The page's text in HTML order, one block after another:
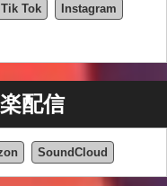
Tik Tok Instagram
配信
SoundCloud